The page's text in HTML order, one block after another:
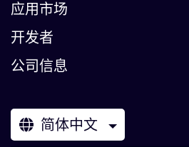
应用市场
开发者
公司信息
简体中文